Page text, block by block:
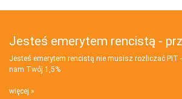
Jesteś emerytem rencistą -
Jesteś emerytem rencistą nie musisz rozliczać PIT -
nam Twój 1,5%
więcej